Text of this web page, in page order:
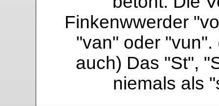
Finkenwwerder
"van" oder "vun".
auch) Das "St",
niemals als